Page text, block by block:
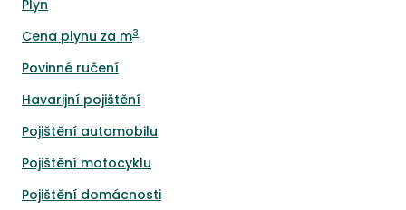
Plyn
Cena plynu za m3
Povinné ručení
Havarijní pojištění
Pojištění automobilu
Pojištění motocyklu
Pojištění domácnosti